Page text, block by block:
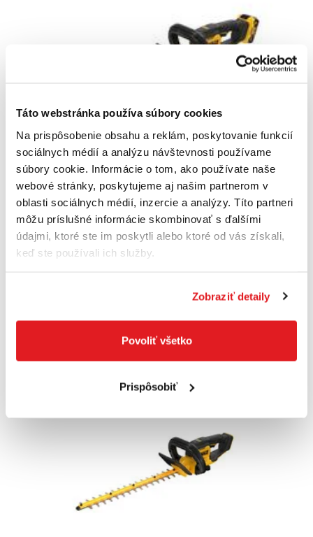
Táto webstránka používa súbory cookies
Na prispôsobenie obsahu a reklám, poskytovanie funkcií
sociálnych médií a analýzu návštevnosti používame
súbory cookie. Informácie o tom, ako používate naše
webové stránky, poskytujeme aj našim partnerom v
oblasti sociálnych médií, inzercie a analýzy. Títo partneri
môžu príslušné informácie skombinovať s ďalšími
údajmi, ktoré ste im poskytli alebo ktoré od vás získali,
keď ste používali ich služby.
Zobraziť detaily
Povoliť všetko
Prispôsobiť
DeWALT Nožnice na živé ploty 18 V XR 55 cm
19 mm DCMHT562N
DCMHT562N-XJ
186,00 €
Doprava zadarmo